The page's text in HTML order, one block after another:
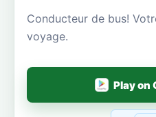
Conducteur de bus!
voyage.
Play on